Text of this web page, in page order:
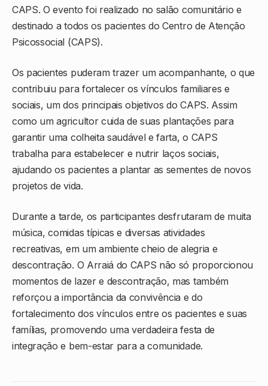
CAPS. O evento foi realizado no salão comunitário e
destinado a todos os pacientes do Centro de Atenção
Psicossocial (CAPS).
Os pacientes puderam trazer um acompanhante, o que
contribuiu para fortalecer os vínculos familiares e
sociais, um dos principais objetivos do CAPS. Assim
como um agricultor cuida de suas plantações para
garantir uma colheita saudável e farta, o CAPS
trabalha para estabelecer e nutrir laços sociais,
ajudando os pacientes a plantar as sementes de novos
projetos de vida.
Durante a tarde, os participantes desfrutaram de muita
música, comidas típicas e diversas atividades
recreativas, em um ambiente cheio de alegria e
descontração. O Arraiá do CAPS não só proporcionou
momentos de lazer e descontração, mas também
reforçou a importância da convivência e do
fortalecimento dos vínculos entre os pacientes e suas
famílias, promovendo uma verdadeira festa de
integração e bem-estar para a comunidade.